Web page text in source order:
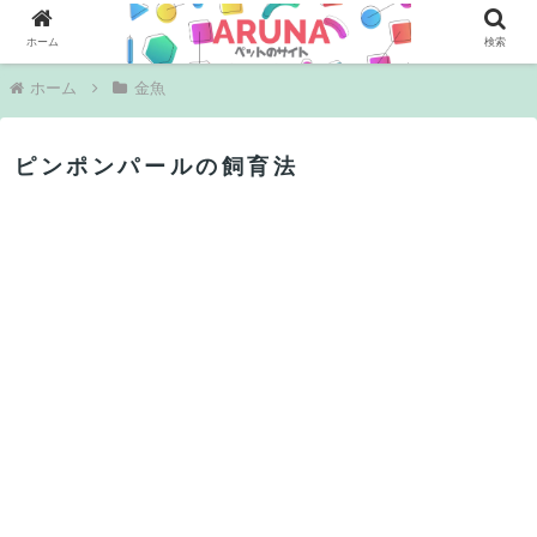
PR
ホーム 金魚
ピンポンパールの飼育法
ホーム 検索